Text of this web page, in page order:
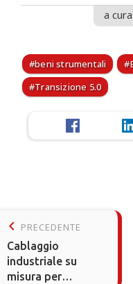
a
beni strumentali
Transizione 5.0
keyboard_arrow_left PRECEDENTE
Cablaggio
industriale su
misura per